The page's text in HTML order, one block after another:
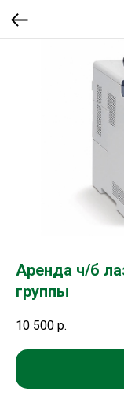
Аренда ч/б
группы
10 500 р.